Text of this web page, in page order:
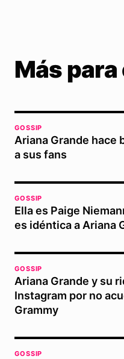
Más
GOSSIP
Ariana Grande hace
a sus fans
GOSSIP
Ella es Paige
es idéntica a Ariana
GOSSIP
Ariana Grande y su
Instagram por no
Grammy
GOSSIP